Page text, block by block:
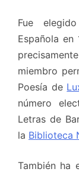
Fue
Española
miembro
Poesía de
número
Letras de
la Biblioteca
También ha